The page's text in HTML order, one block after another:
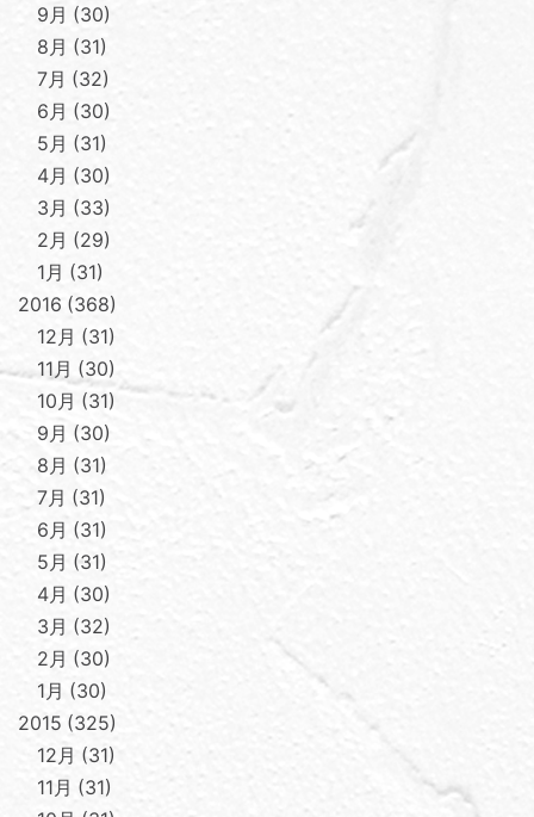
9月
30
8月
31
7月
32
6月
30
5月
31
4月
30
3月
33
2月
29
1月
31
2016 368
12月
31
11月
30
10月
31
9月
30
8月
31
7月
31
6月
31
5月
31
4月
30
3月
32
2月
30
1月
30
2015 325
12月
31
11月
31